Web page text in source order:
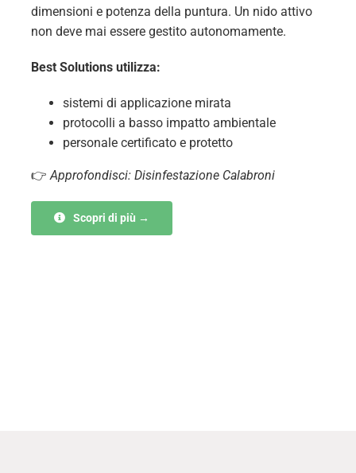
dimensioni e potenza della puntura. Un nido attivo
non deve mai essere gestito autonomamente.
Best Solutions utilizza:
sistemi di applicazione mirata
protocolli a basso impatto ambientale
personale certificato e protetto
👉 Approfondisci: Disinfestazione Calabroni
Scopri di più →